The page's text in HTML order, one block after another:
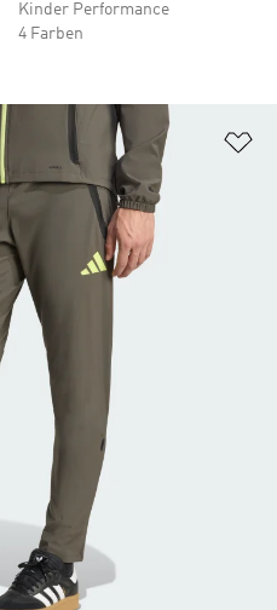
Kinder Performance
4 Farben